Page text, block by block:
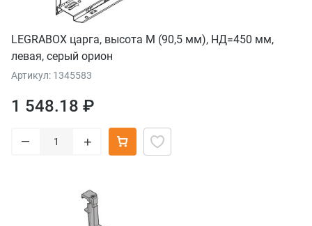
LEGRABOX царга, высота M (90,5 мм), НД=450 мм,
левая, серый орион
Артикул: 1345583
1 548.18 ₽
– +